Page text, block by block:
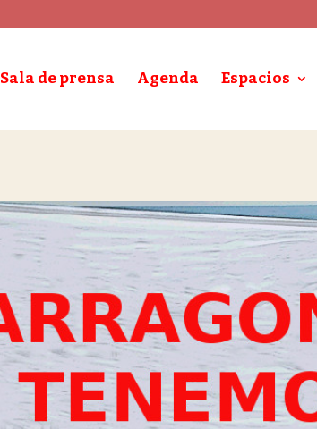
Sala de prensa Agenda Espacios